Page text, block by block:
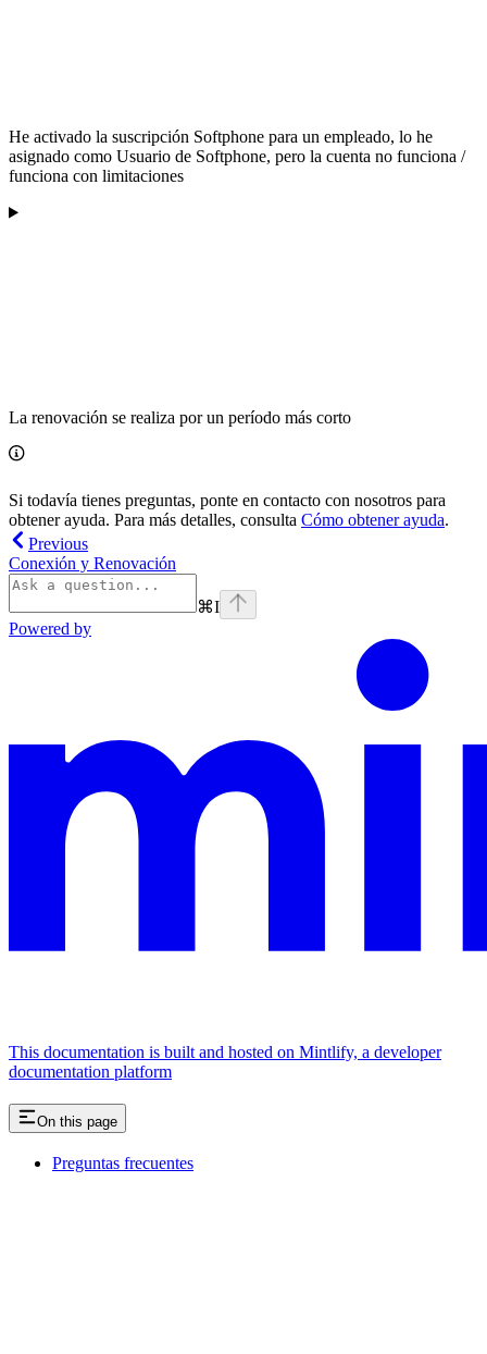
He activado la suscripción Softphone para un empleado, lo he
asignado como Usuario de Softphone, pero la cuenta no funciona /
funciona con limitaciones
La renovación se realiza por un período más corto
Si todavía tienes preguntas, ponte en contacto con nosotros para
obtener ayuda. Para más detalles, consulta Cómo obtener ayuda.
Previous
Conexión y Renovación
⌘I
Powered by
This documentation is built and hosted on Mintlify, a developer
documentation platform
On this page
Preguntas frecuentes